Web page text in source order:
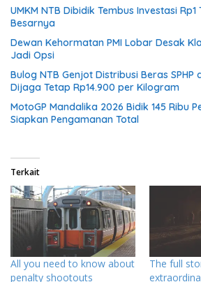
UMKM NTB Dibidik Tembus Investasi
Besarnya
Dewan Kehormatan PMI Lobar Desak
Jadi Opsi
Bulog NTB Genjot Distribusi Beras SPHP
Dijaga Tetap Rp14.900 per Kilogram
MotoGP Mandalika 2026 Bidik 145 Ribu
Siapkan Pengamanan Total
Terkait
All you need to know about
penalty shootouts
The full